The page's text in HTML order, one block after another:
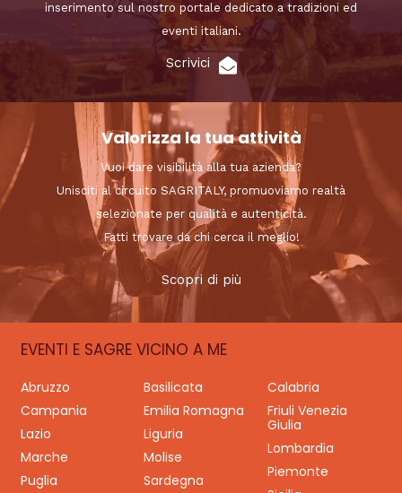
inserimento sul nostro portale dedicato a tradizioni ed
eventi italiani.
Scrivici
Valorizza la tua attività
Vuoi dare visibilità alla tua azienda?
Unisciti al circuito SAGRITALY, promuoviamo realtà
selezionate per qualità e autenticità.
Fatti trovare da chi cerca il meglio!
Scopri di più
EVENTI E SAGRE VICINO A ME
Abruzzo Basilicata
Calabria
Campania
Emilia Romagna
Friuli Venezia
Giulia
Lazio
Liguria
Lombardia
Marche
Molise
Piemonte
Puglia
Sardegna